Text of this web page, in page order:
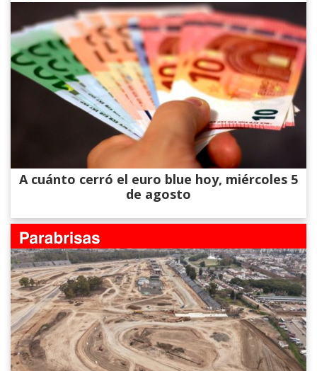
A cuánto cerró el euro blue hoy, miércoles 5
de agosto